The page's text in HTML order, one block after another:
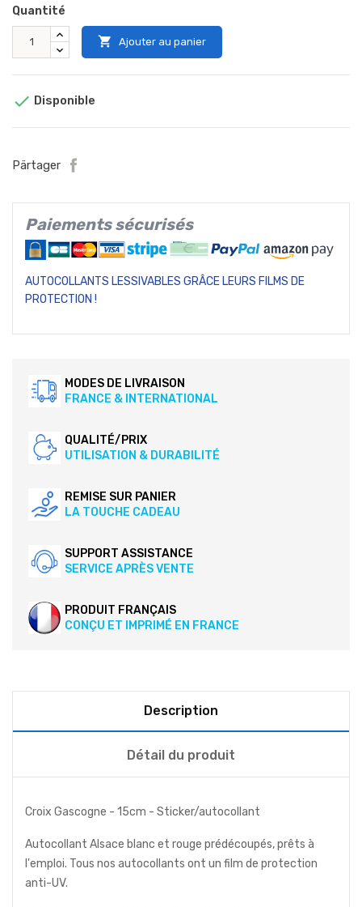
Quantité
 Ajouter au panier
 Disponible
Pärtager
Paiements sécurisés
AUTOCOLLANTS LESSIVABLES GRÂCE LEURS FILMS DE
PROTECTION !
MODES DE LIVRAISON
FRANCE & INTERNATIONAL
QUALITÉ/PRIX
UTILISATION & DURABILITÉ
REMISE SUR PANIER
LA TOUCHE CADEAU
SUPPORT ASSISTANCE
SERVICE APRÈS VENTE
PRODUIT FRANÇAIS
CONÇU ET IMPRIMÉ EN FRANCE
Description
Détail du produit
Croix Gascogne - 15cm - Sticker/autocollant
Autocollant Alsace blanc et rouge prédécoupés, prêts à
l'emploi. Tous nos autocollants ont un film de protection
anti-UV.